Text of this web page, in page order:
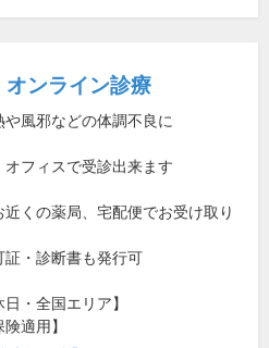
オンライン診療
や風邪などの体調不良に
オフィスで受診出来ます
近くの薬局、宅配便でお受け取り
証・診断書も発行可
日・全国エリア】
険適用】